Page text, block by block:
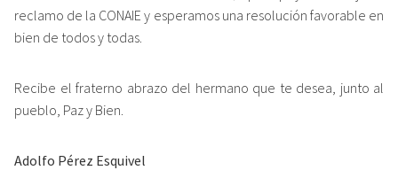
reclamo de la CONAIE y esperamos una resolución favorable en
bien de todos y todas.
Recibe el fraterno abrazo del hermano que te desea, junto al
pueblo, Paz y Bien.
Adolfo Pérez Esquivel